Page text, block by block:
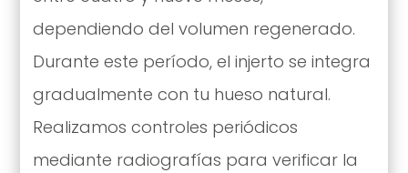
dependiendo del volumen regenerado.
Durante este período, el injerto se integra
gradualmente con tu hueso natural.
Realizamos controles periódicos
mediante radiografías para verificar la